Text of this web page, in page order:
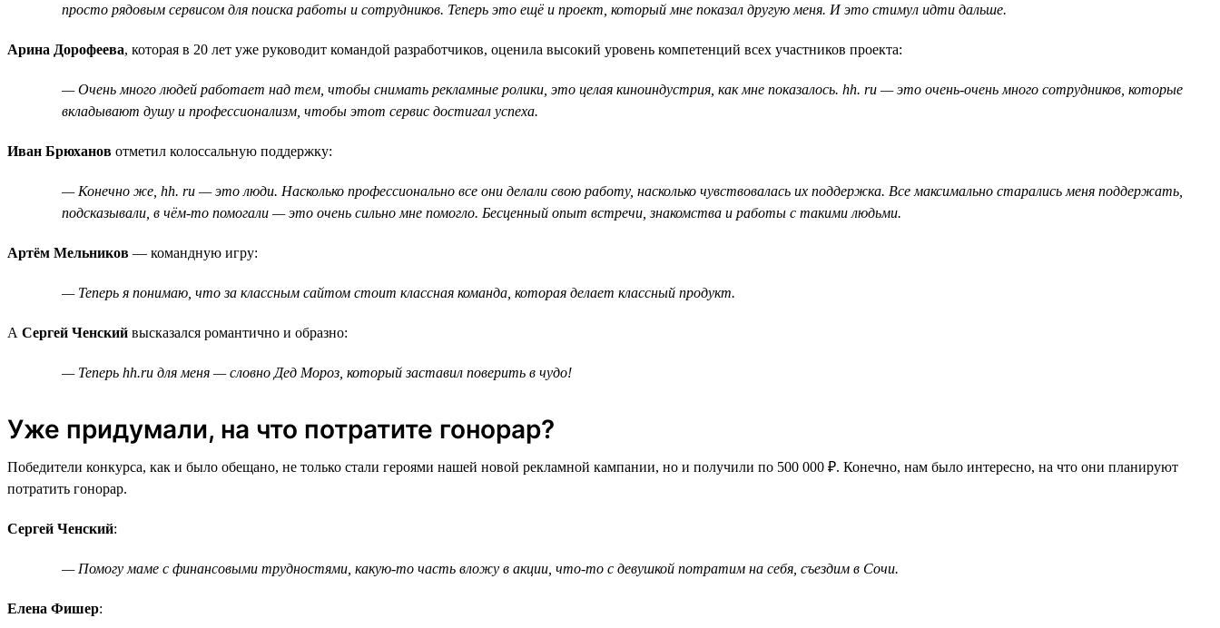
просто рядовым сервисом для поиска работы и сотрудников. Теперь это ещё и проект, который мне показал другую меня. И это стимул идти дальше.
Арина Дорофеева, которая в 20 лет уже руководит командой разработчиков, оценила высокий уровень компетенций всех участников проекта:
— Очень много людей работает над тем, чтобы снимать рекламные ролики, это целая киноиндустрия, как мне показалось. hh. ru — это очень-очень много сотрудников, которые
вкладывают душу и профессионализм, чтобы этот сервис достигал успеха.
Иван Брюханов отметил колоссальную поддержку:
— Конечно же, hh. ru — это люди. Насколько профессионально все они делали свою работу, насколько чувствовалась их поддержка. Все максимально старались меня поддержать,
подсказывали, в чём-то помогали — это очень сильно мне помогло. Бесценный опыт встречи, знакомства и работы с такими людьми.
Артём Мельников — командную игру:
— Теперь я понимаю, что за классным сайтом стоит классная команда, которая делает классный продукт.
А Сергей Ченский высказался романтично и образно:
— Теперь hh.ru для меня — словно Дед Мороз, который заставил поверить в чудо!
Уже придумали, на что потратите гонорар?
Победители конкурса, как и было обещано, не только стали героями нашей новой рекламной кампании, но и получили по 500 000 ₽. Конечно, нам было интересно, на что они планируют
потратить гонорар.
Сергей Ченский:
— Помогу маме с финансовыми трудностями, какую-то часть вложу в акции, что-то с девушкой потратим на себя, съездим в Сочи.
Елена Фишер: